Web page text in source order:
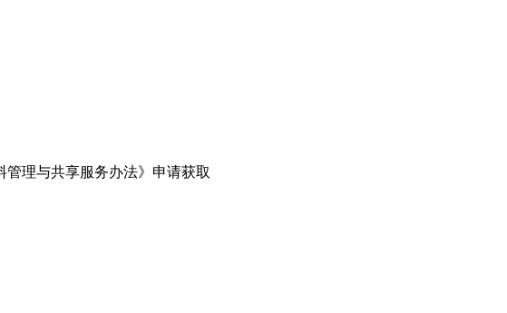
理与共享服务办法》申请获取